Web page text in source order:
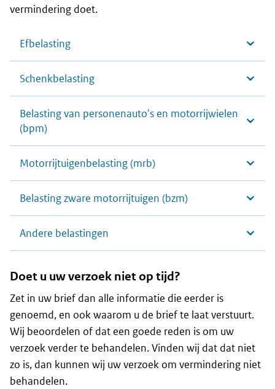
vermindering doet.
Efbelasting
Schenkbelasting
Belasting van personenauto's en motorrijwielen
(bpm)
Motorrijtuigenbelasting (mrb)
Belasting zware motorrijtuigen (bzm)
Andere belastingen
Doet u uw verzoek niet op tijd?
Zet in uw brief dan alle informatie die eerder is
genoemd, en ook waarom u de brief te laat verstuurt.
Wij beoordelen of dat een goede reden is om uw
verzoek verder te behandelen. Vinden wij dat dat niet
zo is, dan kunnen wij uw verzoek om vermindering niet
behandelen.